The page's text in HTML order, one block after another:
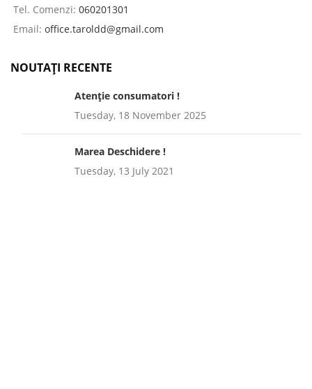
Tel. Comenzi: 060201301
Email: office.taroldd@gmail.com
NOUTAȚI RECENTE
Atenție consumatori !
Tuesday, 18 November 2025
Marea Deschidere !
Tuesday, 13 July 2021